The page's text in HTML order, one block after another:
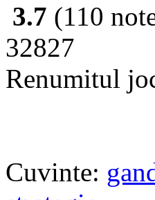
3.7 (110
32827
Renumitul
Cuvinte: